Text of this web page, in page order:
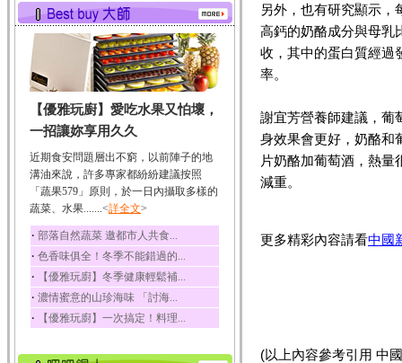
【優雅玩廚】愛吃水果又怕壞，
一招讓妳享用久久
近期食安問題層出不窮，以前陣子的地
溝油來說，許多專家都紛紛建議按照
「蔬果579」原則，於一日內攝取多樣的
蔬菜、水果.......<詳全文>
‧ 部落自然蔬菜 邀都市人共食...
‧ 色香味俱全！冬季不能錯過的...
‧ 【優雅玩廚】冬季健康輕鬆補...
‧ 濃情蜜意的山珍海味 「討海...
‧ 【優雅玩廚】一次搞定！料理...
另外，也有研究顯示，
高鈣的奶酪成分與母乳
收，其中的蛋白質經過
率。
謝宜芳營養師建議，葡
身效果會更好，奶酪和
片奶酪加葡萄酒，熱量
減重。
更多精彩內容請看中國
(以上內容參考引用 中